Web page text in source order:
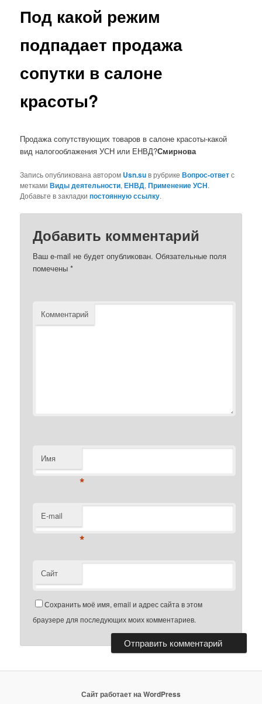
Под какой режим
подпадает продажа
сопутки в салоне
красоты?
Продажа сопутствующих товаров в салоне красоты-какой
вид налогооблажения УСН или ЕНВД?Смирнова
Запись опубликована автором Usn.suв рубрикеВопрос-ответс
меткамиВиды деятельности,ЕНВД,Применение УСН.
Добавьте в закладкипостоянную ссылку.
Добавить комментарий
Ваш e-mail не будет опубликован. Обязательные поля
помечены*
Комментарий
Имя
*
E-mail
*
Сайт
Сохранить моё имя, email и адрес сайта в этом
браузере для последующих моих комментариев.
Сайт работает на WordPress